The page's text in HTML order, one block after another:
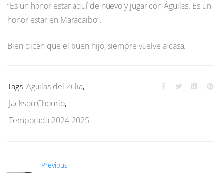
“Es un honor estar aquí de nuevo y jugar con Águilas. Es un
honor estar en Maracaibo”.
Bien dicen que el buen hijo, siempre vuelve a casa.
Tags Aguilas del Zulia,
Jackson Chourio,
Temporada 2024-2025
Previous